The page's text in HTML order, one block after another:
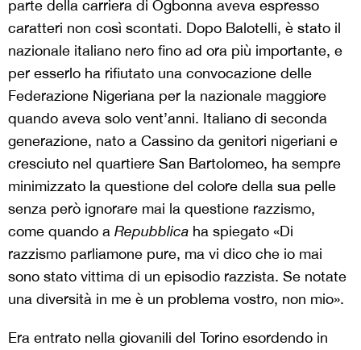
parte della carriera di Ogbonna aveva espresso
caratteri non così scontati. Dopo Balotelli, è stato il
nazionale italiano nero fino ad ora più importante, e
per esserlo ha rifiutato una convocazione delle
Federazione Nigeriana per la nazionale maggiore
quando aveva solo vent’anni. Italiano di seconda
generazione, nato a Cassino da genitori nigeriani e
cresciuto nel quartiere San Bartolomeo, ha sempre
minimizzato la questione del colore della sua pelle
senza però ignorare mai la questione razzismo,
come quando a Repubblica ha spiegato «Di
razzismo parliamone pure, ma vi dico che io mai
sono stato vittima di un episodio razzista. Se notate
una diversità in me è un problema vostro, non mio».
Era entrato nella giovanili del Torino esordendo in